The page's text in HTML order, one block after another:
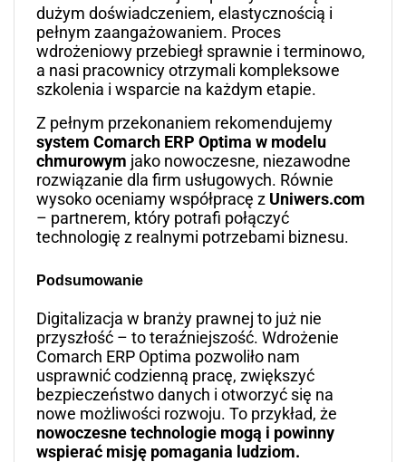
dużym doświadczeniem, elastycznością i
pełnym zaangażowaniem. Proces
wdrożeniowy przebiegł sprawnie i terminowo,
a nasi pracownicy otrzymali kompleksowe
szkolenia i wsparcie na każdym etapie.
Z pełnym przekonaniem rekomendujemy
system Comarch ERP Optima w modelu
chmurowym jako nowoczesne, niezawodne
rozwiązanie dla firm usługowych. Równie
wysoko oceniamy współpracę z Uniwers.com
– partnerem, który potrafi połączyć
technologię z realnymi potrzebami biznesu.
Podsumowanie
Digitalizacja w branży prawnej to już nie
przyszłość – to teraźniejszość. Wdrożenie
Comarch ERP Optima pozwoliło nam
usprawnić codzienną pracę, zwiększyć
bezpieczeństwo danych i otworzyć się na
nowe możliwości rozwoju. To przykład, że
nowoczesne technologie mogą i powinny
wspierać misję pomagania ludziom.